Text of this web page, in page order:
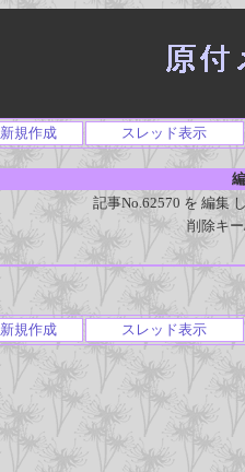
新規作成 スレッド表示
記事No.62570 を 編集
削除キ
新規作成 スレッド表示